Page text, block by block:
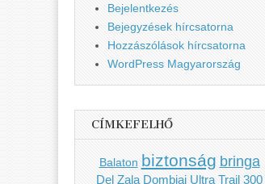
Bejelentkezés
Bejegyzések hírcsatorna
Hozzászólások hírcsatorna
WordPress Magyarország
CÍMKEFELHŐ
Balaton biztonság bringa
Del Zala Dombjai Ultra Trail 300